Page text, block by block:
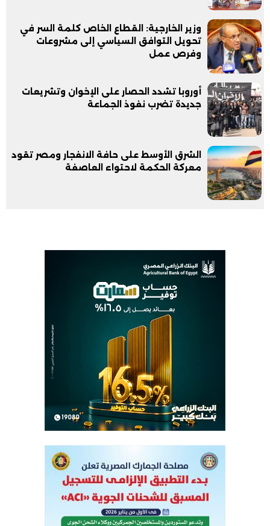
وزير الخارجية: القطاع الخاص كلمة السر في
تحويل التوافق السياسي إلى مشروعات
وفرص عمل
أوروبا تشدد الحصار على الإخوان وتشريعات
جديدة تضرب نفوذ الجماعة
الشرق الأوسط على حافة الانفجار ومصر تقود
معركة الحكمة لاحتواء العاصفة